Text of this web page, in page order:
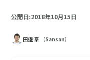
公開日:2018年10月15日
田邉 泰 （Sansan）